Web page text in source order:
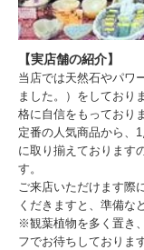
【実店舗の紹介】
当店では天然石やパワ
ました。）をしており
格に自信をもっており
定番の人気商品から、
に取り揃えております
す。
ご来店いただけます際
くだきますと、準備な
※観葉植物を多く置き
フでお待ちしております